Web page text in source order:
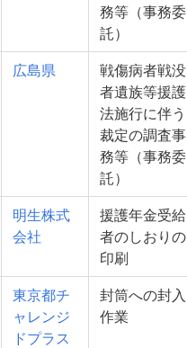
務等（事務委
託）
広島県
戦傷病者戦没
者遺族等援護
法施行に伴う
裁定の調査事
務等（事務委
託）
明生株式
会社
援護年金受給
者のしおりの
印刷
東京都チ
ャレンジ
ドプラス
封筒への封入
作業